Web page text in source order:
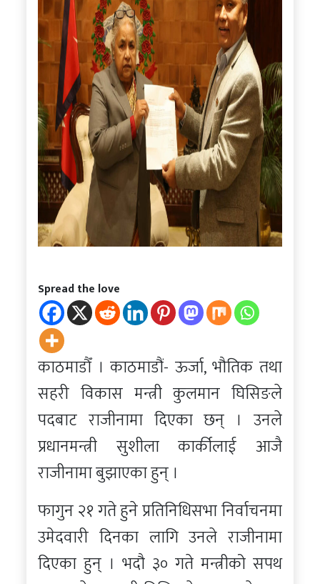
Spread the love
काठमाडौँ । काठमाडौं- ऊर्जा, भौतिक तथा
सहरी विकास मन्त्री कुलमान घिसिङले
पदबाट राजीनामा दिएका छन् । उनले
प्रधानमन्त्री सुशीला कार्कीलाई आजै
राजीनामा बुझाएका हुन् ।
फागुन २१ गते हुने प्रतिनिधिसभा निर्वाचनमा
उमेदवारी दिनका लागि उनले राजीनामा
दिएका हुन् । भदौ ३० गते मन्त्रीको सपथ